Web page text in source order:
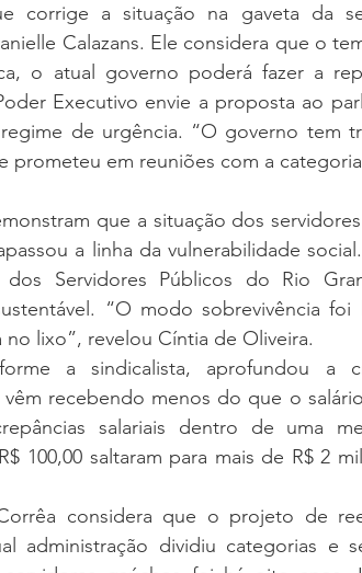
corrige a situação na gaveta da
Calazans. Ele considera que o
o atual governo poderá fazer a
Executivo envie a proposta ao
de urgência. “O governo tem
prometeu em reuniões com a
que a situação dos
a linha da vulnerabilidade
dos Servidores Públicos do Rio
“O modo sobrevivência
lixo”, revelou Cíntia de Oliveira.
a sindicalista, aprofundou a
recebendo menos do que o
salariais dentro de uma
100,00 saltaram para mais de R$ 2
considera que o projeto de
administração dividiu categorias e